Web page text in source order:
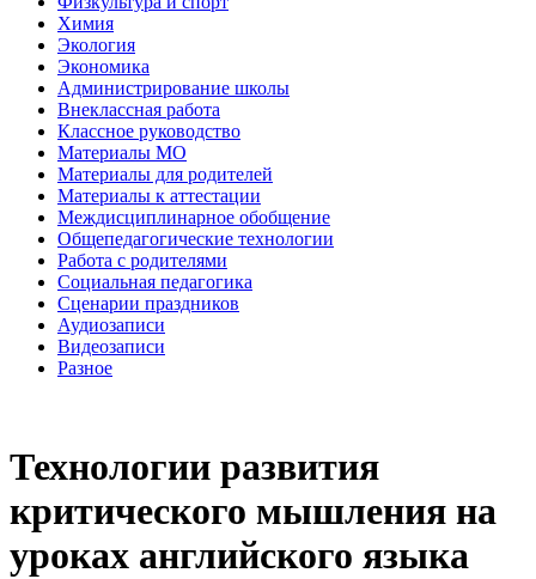
Химия
Экология
Экономика
Администрирование школы
Внеклассная работа
Классное руководство
Материалы МО
Материалы для родителей
Материалы к аттестации
Междисциплинарное обобщение
Общепедагогические технологии
Работа с родителями
Социальная педагогика
Сценарии праздников
Аудиозаписи
Видеозаписи
Разное
Технологии развития
критического мышления на
уроках английского языка